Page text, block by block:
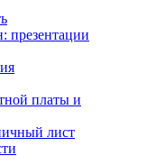
презентации
платы и
лист